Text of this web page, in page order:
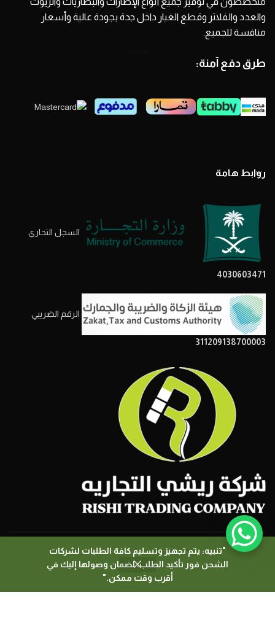
"تنبيه: يتم تجهيز وتسليم كافة الطلبات لشركات
الشحن فور تأكيد الطلب، لضمان وصولها إليك في
أقرب وقت ممكن."
والعدد والفلاتر وقطع الغيار داخل جدة بجودة عالية وأسعار
منافسة للجميع.
طرق دفع آمنة:
روابط هامة
السجل التحاري
4030603471
الرقم الضريبي
311209138700003
جميع الحقوق محفوظة لــ شركة ريشي التجارية 2026